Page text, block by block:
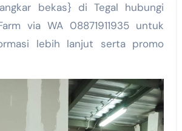
bekas} di Tegal hubungi
via WA 08871911935 untuk
lebih lanjut serta promo